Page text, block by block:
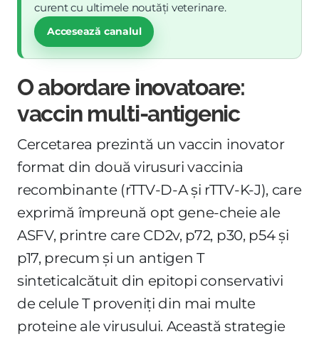
curent cu ultimele noutăți veterinare.
Accesează canalul
O abordare inovatoare:
vaccin multi-antigenic
Cercetarea prezintă un vaccin inovator
format din două virusuri vaccinia
recombinante (rTTV-D-A și rTTV-K-J), care
exprimă împreună opt gene-cheie ale
ASFV, printre care CD2v, p72, p30, p54 și
p17, precum și un antigen T
sinteticalcătuit din epitopi conservativi
de celule T proveniți din mai multe
proteine ale virusului. Această strategie